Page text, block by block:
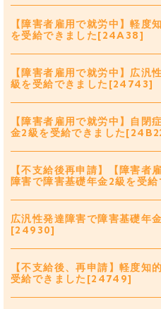
【障害者雇用で就労中】軽度
を受給できました[24A38]
【障害者雇用で就労中】広汎
級を受給できました[24743]
【障害者雇用で就労中】自閉
金2級を受給できました
【不支給後再申請】【障害者
障害で障害基礎年金2級を受
広汎性発達障害で障害基礎年
[24930]
【不支給後、再申請】軽度知
受給できました[24749]